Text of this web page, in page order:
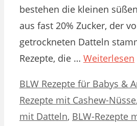
bestehen die kleinen
aus fast 20% Zucker, der
getrockneten Datteln
Rezepte, die … Weiterlesen
Kategorien
BLW Rezepte für Babys &
Rezepte mit Cashew-Nüsse,
mit Datteln, BLW-Rezepte